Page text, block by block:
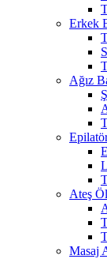
Erkek
Ağız
Ateş
Masaj